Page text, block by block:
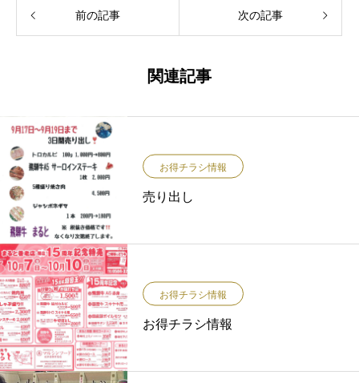
前の記事 次の記事
関連記事
お得チラシ情報
売り出し
お得チラシ情報
お得チラシ情報